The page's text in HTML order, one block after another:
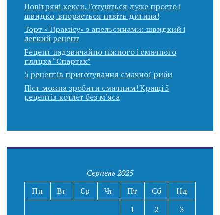
Повітряні кекси. Готуються дуже просто і
швидко, впорається навіть дитина!
Торт «Тірамісу» з апельсинами: швидкий і
легкий рецепт
Рецепт надзвичайно ніжного і смачного
пляцка “Спартак”
5 рецептів приготування смачної риби
Піст можна зробити смачним! Кращі 5
рецептів котлет без м’яса
Серпень 2025
Пн
Вт Ср Чт Пт Сб
Нд
1
2
3